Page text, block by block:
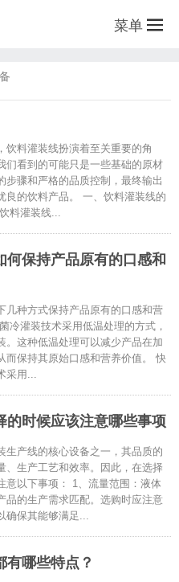
菜单
饮料灌装线扮演着至关重要的角
们看到的可能只是一些基础的原材
步骤和严格的品质控制，最终输出
良的饮料产品。 一、饮料灌装线的
料灌装线...
何保持产品原有的口感和
几种方式保持产品原有的口感和营
冷灌装技术采用低温处理的方式，
。这种低温处理可以减少产品在加
而保持其原始口感和营养价值。 快
采用...
的时候应该注意哪些事项
生产线的核心设备之一，其品质的
、生产工艺和效率。因此，在选择
意以下事项： 1、流量范围：液体
品的生产需求匹配。选购时应注意
确保其能够满足...
有哪些特点？